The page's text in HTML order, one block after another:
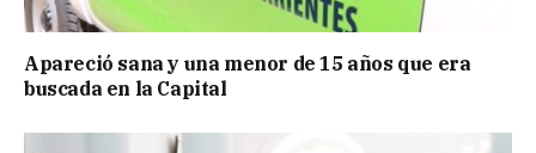
Apareció sana y una menor de 15 años que era
buscada en la Capital